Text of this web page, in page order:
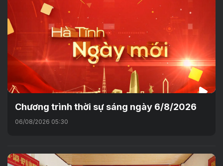
Chương trình thời sự sáng ngày 6/8/2026
06/08/2026 05:30